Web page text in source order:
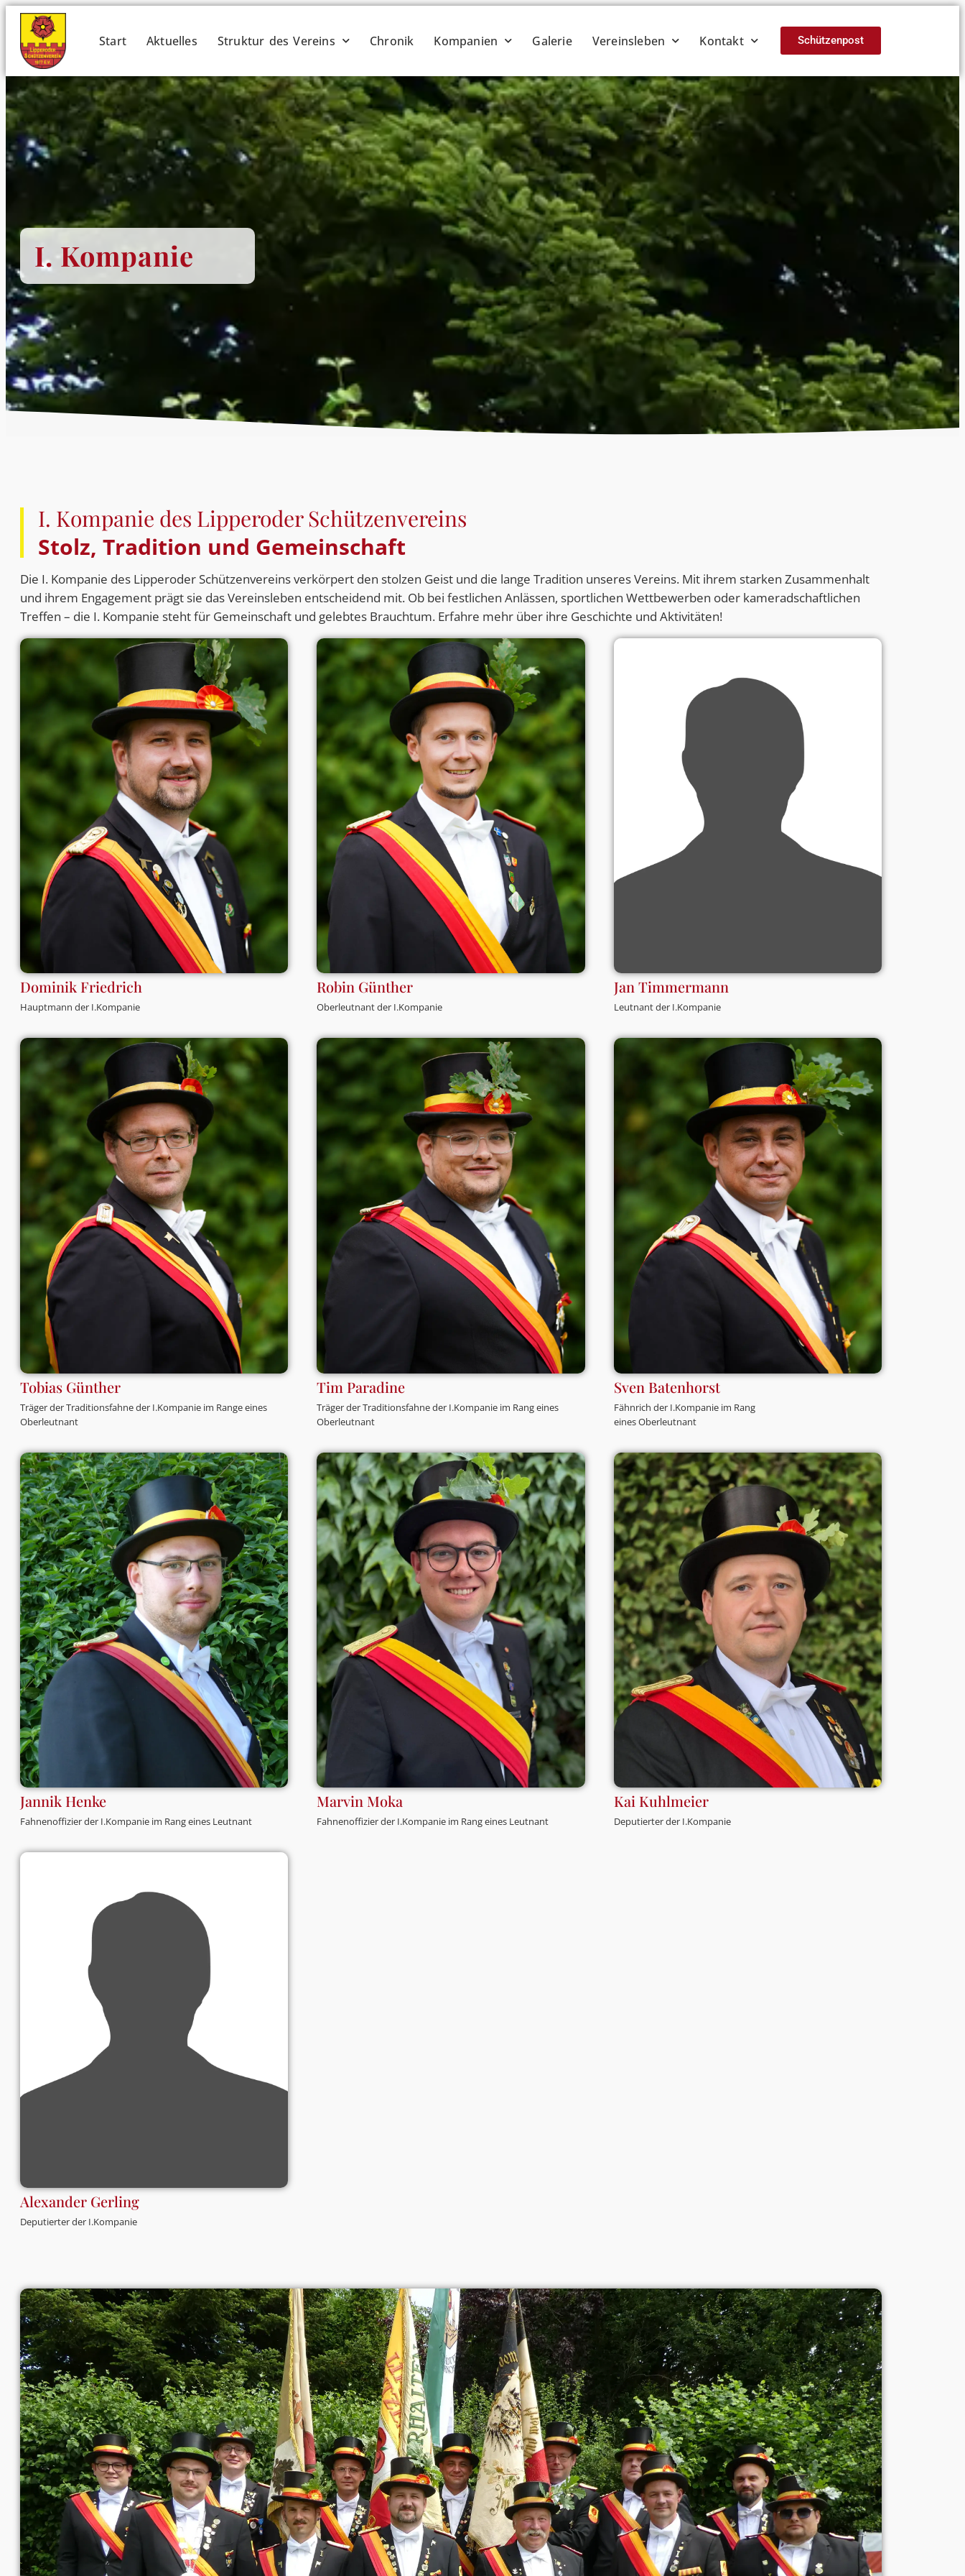
Start Aktuelles Struktur des Vereins Chronik Kompanien Galerie Vereinsleben Kontakt Schützenpost
I. Kompanie
I. Kompanie des Lipperoder Schützenvereins
Stolz, Tradition und Gemeinschaft
Die I. Kompanie des Lipperoder Schützenvereins verkörpert den stolzen Geist und die lange Tradition unseres Vereins. Mit ihrem starken Zusammenhalt
und ihrem Engagement prägt sie das Vereinsleben entscheidend mit. Ob bei festlichen Anlässen, sportlichen Wettbewerben oder kameradschaftlichen
Treffen – die I. Kompanie steht für Gemeinschaft und gelebtes Brauchtum. Erfahre mehr über ihre Geschichte und Aktivitäten!
Dominik Friedrich
Hauptmann der I.Kompanie
Robin Günther
Oberleutnant der I.Kompanie
Jan Timmermann
Leutnant der I.Kompanie
Tobias Günther
Träger der Traditionsfahne der I.Kompanie im Range eines
Oberleutnant
Tim Paradine
Träger der Traditionsfahne der I.Kompanie im Rang eines
Oberleutnant
Sven Batenhorst
Fähnrich der I.Kompanie im Rang
eines Oberleutnant
Jannik Henke
Fahnenoffizier der I.Kompanie im Rang eines Leutnant
Marvin Moka
Fahnenoffizier der I.Kompanie im Rang eines Leutnant
Kai Kuhlmeier
Deputierter der I.Kompanie
Alexander Gerling
Deputierter der I.Kompanie